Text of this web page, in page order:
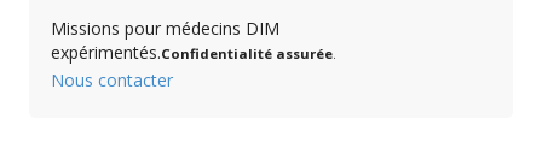
Missions pour médecins DIM
expérimentés.Confidentialité assurée.
Nous contacter